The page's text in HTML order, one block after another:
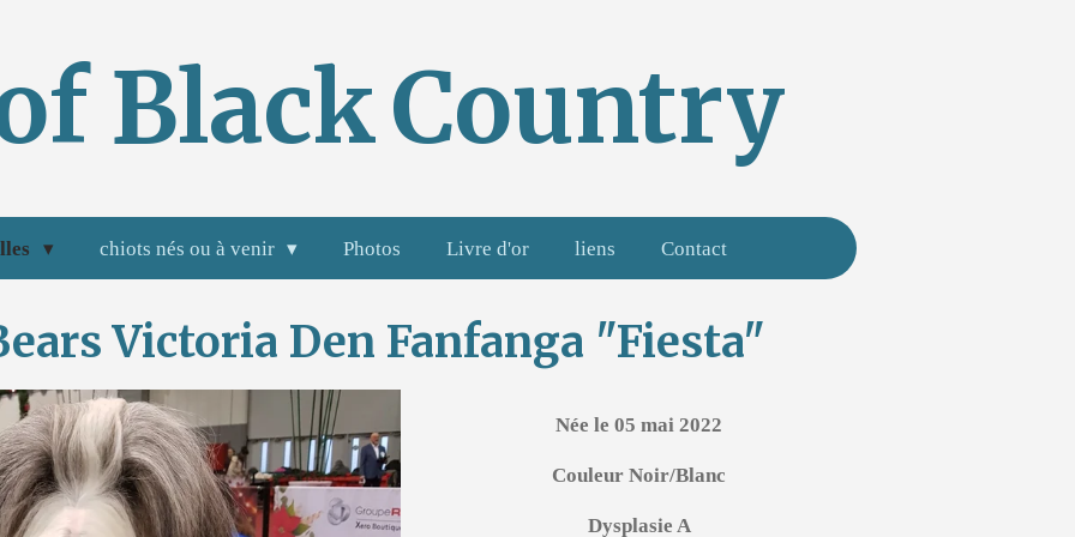
BlackCountry
chiots nés ou à venir Photos Livre d'or liens Contact
Victoria Den Fanfanga "Fiesta"
Née le 05 mai 2022
Couleur Noir/Blanc
Dysplasie A